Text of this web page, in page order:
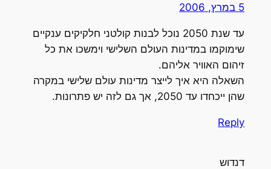
5 במרץ, 2006
עד שנת 2050 נוכל לבנות קולטני חלקיקים ענקיים
שימוקמו במדינות העולם השלישי וימשכו את כל
זיהום האוויר אליהם.
השאלה היא איך לייצר מדינות עולם שלישי במקרה
שהן ייכחדו עד 2050, אך גם לזה יש פתרונות.
Reply
דנדוש